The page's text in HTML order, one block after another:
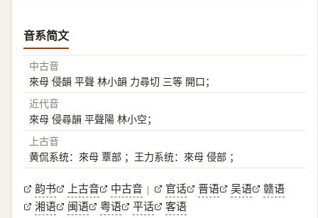
音系简文
中古音
來母 侵韻 平聲 林小韻 力尋切 三等 開口；
近代音
來母 侵尋韻 平聲陽 林小空；
上古音
黄侃系统：來母 覃部 ；王力系统：來母 侵部 ；
韵书 上古音 中古音 | 官话 晋语 吴语
赣语
湘语
闽语 粤语 平话 客语